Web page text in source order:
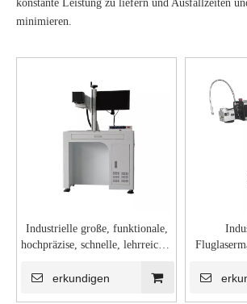
konstante Leistung zu liefern und Ausfallzeiten
minimieren.
Industrielle große, funktionale,
hochpräzise, ​​schnelle, lehrreiche,
Lasermarkierungsmaschine,
erkundigen